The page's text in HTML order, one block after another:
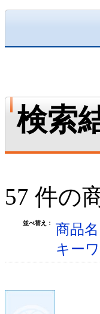
検索
57 件の
並べ替え： 商品名
キー